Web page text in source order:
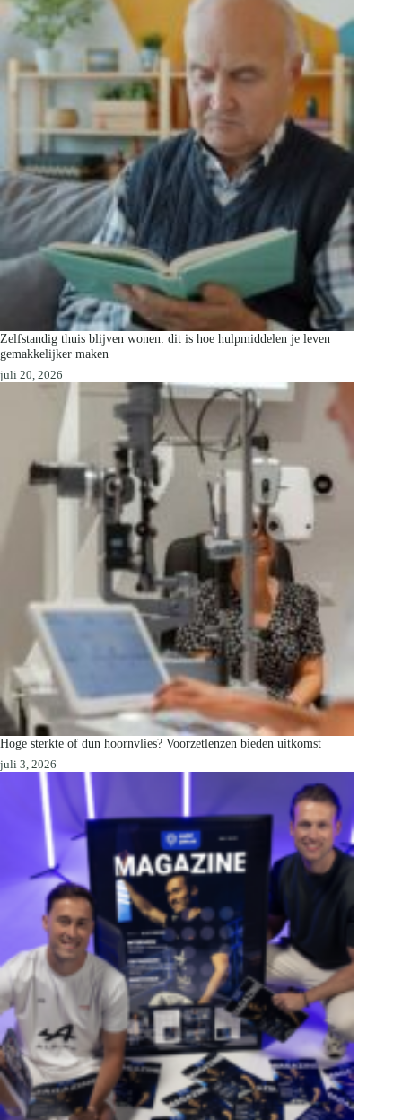
Zelfstandig thuis blijven wonen: dit is hoe hulpmiddelen je leven
gemakkelijker maken
juli 20, 2026
Hoge sterkte of dun hoornvlies? Voorzetlenzen bieden uitkomst
juli 3, 2026